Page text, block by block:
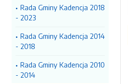
Rada Gminy Kadencja 2018
- 2023
Rada Gminy Kadencja 2014
- 2018
Rada Gminy Kadencja 2010
- 2014